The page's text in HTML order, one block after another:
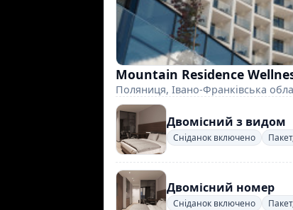
Mountain Residence
Поляниця, Івано-Франківська
Двомісний з видом
Сніданок включено
Двомісний номер
Сніданок включено